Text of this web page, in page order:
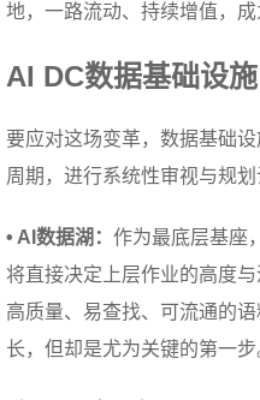
地，一路流动、持续增值，
AI DC数据基础设
要应对这场变革，数据基础
周期，进行系统性审视与规
• AI数据湖： 作为最底层基座
将直接决定上层作业的高度
高质量、易查找、可流通的
长，但却是尤为关键的第一步